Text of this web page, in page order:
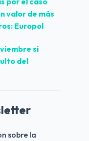
valor de más
Europol
si
del
sobre la